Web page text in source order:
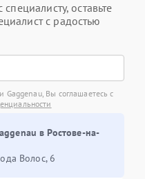
оставьте
с радостью
Gaggenau, Вы соглашаетесь с
в Ростове-на-
Волос, 6